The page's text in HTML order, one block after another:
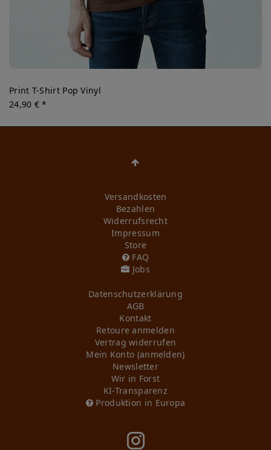
Print T-Shirt Pop Vinyl
24,90 € *
Versandkosten
Bezahlen
Widerrufs­recht
Impressum
Store
FAQ
Jobs
Daten­schutz­erklärung
AGB
Kontakt
Retoure anmelden
Vertrag widerrufen
Mein Konto (anmelden)
Newsletter
Wir in Forst
KI-Transparenz
Produktion in Europa